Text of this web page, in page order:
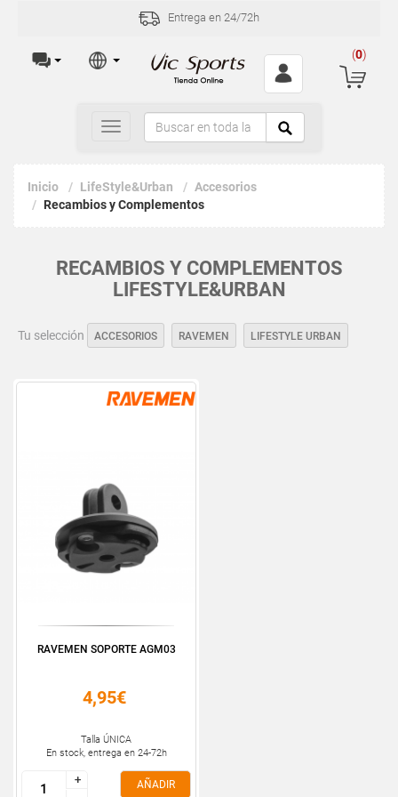
Entrega en 24/72h
(0)
Toggle
navigation
Inicio LifeStyle&Urban
Accesorios
Recambios y Complementos
RECAMBIOS Y COMPLEMENTOS
LIFESTYLE&URBAN
Tu selección ACCESORIOS RAVEMEN LIFESTYLE URBAN
RAVEMEN SOPORTE AGM03
4,95€
Talla ÚNICA
En stock, entrega en 24-72h
+
+
AÑADIR